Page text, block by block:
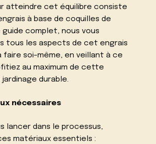
atteindre cet équilibre consiste
à base de coquilles de
guide complet, nous vous
tous les aspects de cet engrais
faire soi-même, en veillant à ce
au maximum de cette
durable.
nécessaires
lancer dans le processus,
matériaux essentiels :